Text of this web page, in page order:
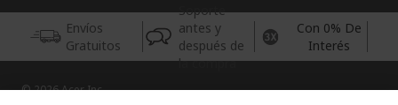
Envíos
Gratuitos
Soporte
antes y
después de
la compra
Con 0% De
Interés
© 2026 Acer Inc.